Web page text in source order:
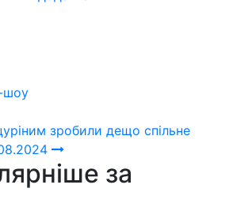
шоу
зробили дещо спільне
за